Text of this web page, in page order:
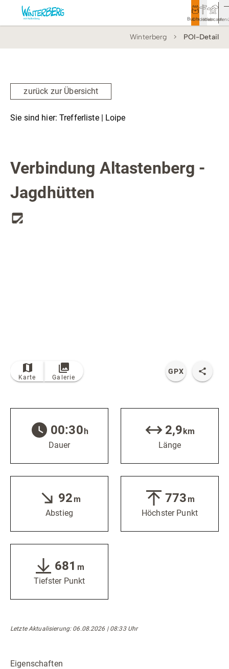
Buchen
Entdecken
Webcam
Rathaus
Vor Ort & Aktuelles
Veranstaltungen
Winterberg POI-Detail
zurück zur Übersicht
Sie sind hier: Trefferliste | Loipe
Verbindung Altastenberg -
Jagdhütten
Karte Galerie
GPX
00:30h
Dauer
2,9km
Länge
92m
Abstieg
773m
Höchster Punkt
681m
Tiefster Punkt
Letzte Aktualisierung: 06.08.2026 | 08:33 Uhr
Eigenschaften